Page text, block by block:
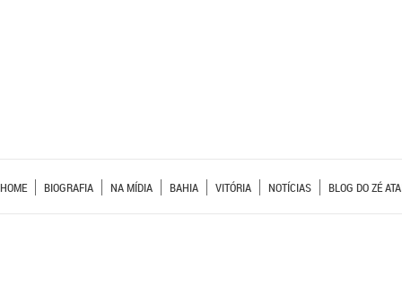
HOME BIOGRAFIA NA MÍDIA BAHIA VITÓRIA NOTÍCIAS BLOG DO ZÉ